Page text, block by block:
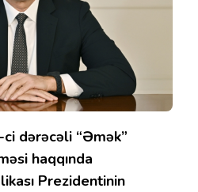
ci dərəcəli “Əmək”
haqqında
Prezidentinin